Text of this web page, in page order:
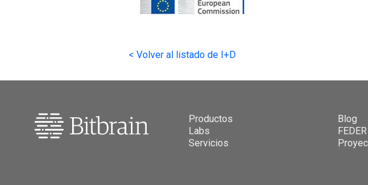
< Volver al listado de I+D
Productos
Labs
Servicios
Blog
FEDER